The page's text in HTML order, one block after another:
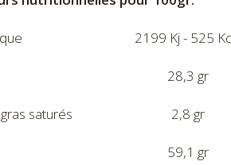
2199 Kj - 525
28,3 gr
saturés 2,8 gr
59,1 gr